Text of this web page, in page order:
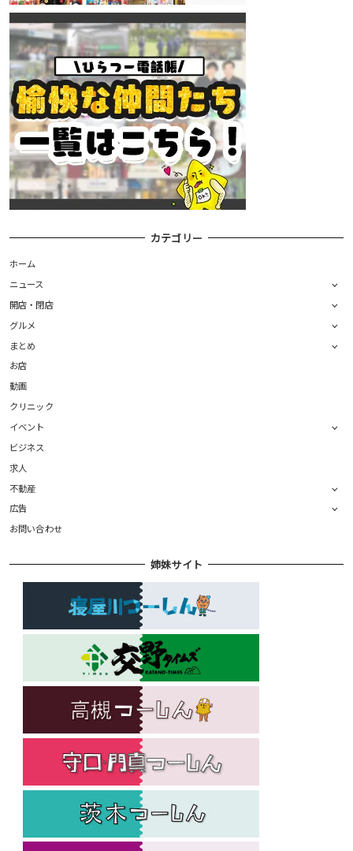
カテゴリー
ホーム
ニュース
開店・閉店
グルメ
まとめ
お店
動画
クリニック
イベント
ビジネス
求人
不動産
広告
お問い合わせ
姉妹サイト